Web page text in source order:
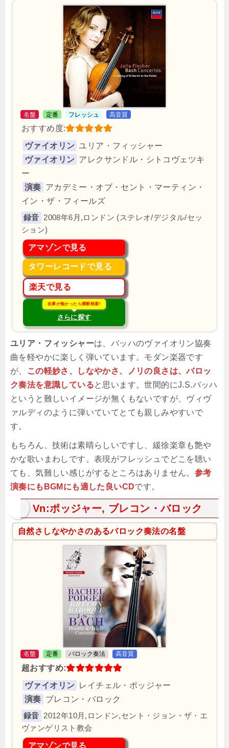
名盤 定番 フレッシュ 高音質
おすすめ度:
ヴァイオリン ユリア・フィッシャー
ヴァイオリン アレクサンドル・シトコヴェツキ
ー
演奏 アカデミー・オブ・セント・マーティン・
イン・ザ・フィールズ
2008年6月,ロンドン (ステレオ/デジタル/セッ
ション)
アマゾンで見る
タワーレコードで見る
楽天で見る
在庫が無かったら横断検索!
さらに探す
ユリア・フィッシャーは、バッハのヴァイオリン協奏
曲を軽やかに楽しく弾いています。モダン楽器です
が、
この軽妙さ、しなやかさ、ノリの良さは、バロッ
ク奏法を意識していると思います。世間的にJ.S.バッハ
というと難しいイメージが無くもないですが、ヴィヴ
ァルディのように弾いていてとても親しみやすいで
す。
もちろん、技術は素晴らしいですし、緩徐楽章も艶や
かな歌いまわしです。表現がフレッシュでどこを聴い
ても、気難しい感じがするところはありません。 参考
演奏にもBGMにも適した良いCDです。
Vn:ポッジャー, ブレコン・バロック
自然さしなやかさのあるバロック奏法の名盤
名盤 定番 バロック奏法 高音質
超おすすめ:
ヴァイオリン レイチェル・ポッジャー
演奏 ブレコン・バロック
2012年10月,ロンドン,セント・ジョン・ザ・エ
ヴァンゲリスト教会
アマゾンで見る